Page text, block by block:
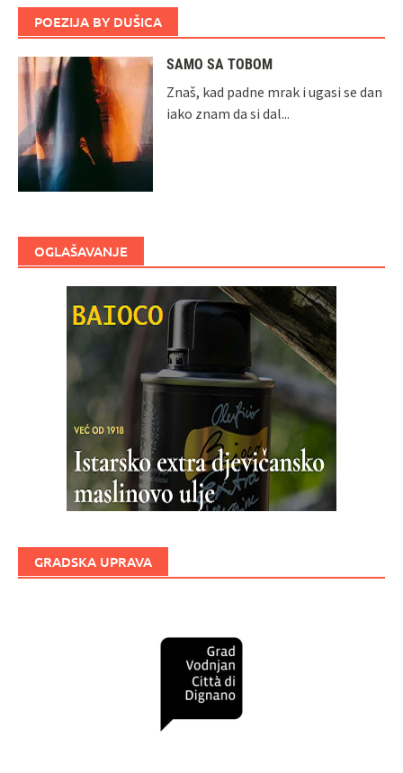
POEZIJA BY DUŠICA
SAMO SA TOBOM
Znaš, kad padne mrak i ugasi se dan
iako znam da si dal...
OGLAŠAVANJE
GRADSKA UPRAVA